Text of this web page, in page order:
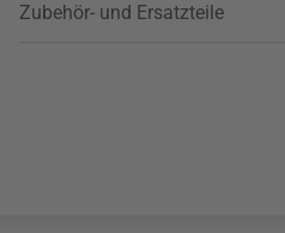
Zubehör- und Ersatzteile